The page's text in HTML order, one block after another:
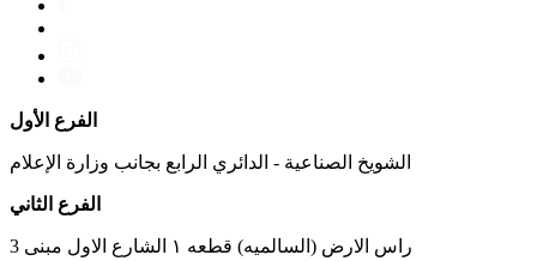
الفرع الأول
الشويخ الصناعية - الدائري الرابع بجانب وزارة الإعلام
الفرع الثاني
راس الارض (السالميه) قطعه ١ الشارع الاول مبنى 3